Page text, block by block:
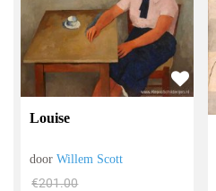
Louise
doorWillem Scott
€201.00